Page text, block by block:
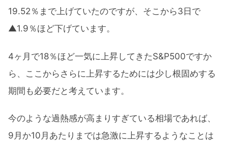
19.52％まで上げていたのですが、そこから3日で
▲1.9％ほど下げています。
4ヶ月で18％ほど一気に上昇してきたS&P500ですか
ら、ここからさらに上昇するためには少し根固めする
期間も必要だと考えています。
今のような過熱感が高まりすぎている相場であれば、
9月か10月あたりまでは急激に上昇するようなことは